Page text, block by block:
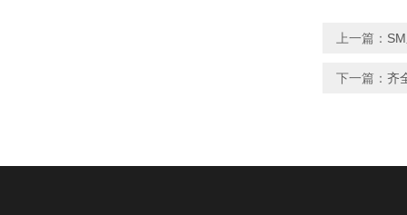
上一篇：
下一篇： 齐